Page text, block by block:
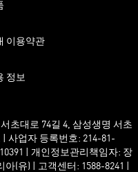
이용약관
정보
초대로 74길 4, 삼성생명 서초
| 사업자 등록번호: 214-81-
| 개인정보관리책임자: 장
(유) | 고객센터: 1588-8241 |